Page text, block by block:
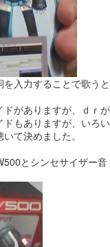
入力することで歌うと
がありますが、ｄｒが
もありますが、いろい
て決めました。
とシンセサイザー音